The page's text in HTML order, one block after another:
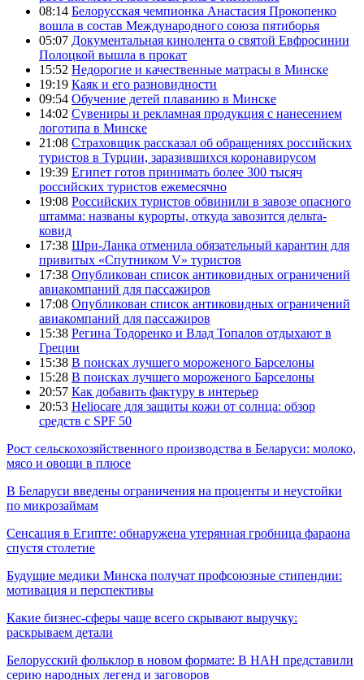
08:14 Белорусская чемпионка Анастасия Прокопенко
вошла в состав Международного союза пятиборья
05:07 Документальная кинолента о святой Евфросинии
Полоцкой вышла в прокат
15:52 Недорогие и качественные матрасы в Минске
19:19 Каяк и его разновидности
09:54 Обучение детей плаванию в Минске
14:02 Сувениры и рекламная продукция с нанесением
логотипа в Минске
21:08 Страховщик рассказал об обращениях российских
туристов в Турции, заразившихся коронавирусом
19:39 Египет готов принимать более 300 тысяч
российских туристов ежемесячно
19:08 Российских туристов обвинили в завозе опасного
штамма: названы курорты, откуда завозится дельта-
ковид
17:38 Шри-Ланка отменила обязательный карантин для
привитых «Спутником V» туристов
17:38 Опубликован список антиковидных ограничений
авиакомпаний для пассажиров
17:08 Опубликован список антиковидных ограничений
авиакомпаний для пассажиров
15:38 Регина Тодоренко и Влад Топалов отдыхают в
Греции
15:38 В поисках лучшего мороженого Барселоны
15:28 В поисках лучшего мороженого Барселоны
20:57 Как добавить фактуру в интерьер
20:53 Heliocare для защиты кожи от солнца: обзор
средств с SPF 50
Рост сельскохозяйственного производства в Беларуси: молоко,
мясо и овощи в плюсе
В Беларуси введены ограничения на проценты и неустойки
по микрозаймам
Сенсация в Египте: обнаружена утерянная гробница фараона
спустя столетие
Будущие медики Минска получат профсоюзные стипендии:
мотивация и перспективы
Какие бизнес-сферы чаще всего скрывают выручку:
раскрываем детали
Белорусский фольклор в новом формате: В НАН представили
серию народных легенд и заговоров